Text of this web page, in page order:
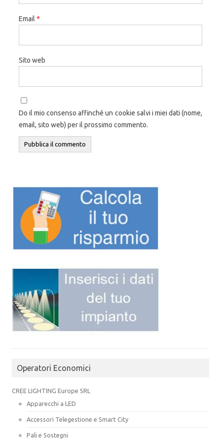
Email *
Sito web
Do il mio consenso affinché un cookie salvi i miei dati (nome,
email, sito web) per il prossimo commento.
Operatori Economici
CREE LIGHTING Europe SRL
Apparecchi a LED
Accessori Telegestione e Smart City
Pali e Sostegni